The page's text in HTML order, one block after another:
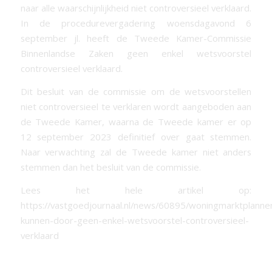
naar alle waarschijnlijkheid niet controversieel verklaard.
In de procedurevergadering woensdagavond 6
september jl. heeft de Tweede Kamer-Commissie
Binnenlandse Zaken geen enkel wetsvoorstel
controversieel verklaard.
Dit besluit van de commissie om de wetsvoorstellen
niet controversieel te verklaren wordt aangeboden aan
de Tweede Kamer, waarna de Tweede kamer er op
12 september 2023 definitief over gaat stemmen.
Naar verwachting zal de Tweede kamer niet anders
stemmen dan het besluit van de commissie.
Lees het hele artikel op:
https://vastgoedjournaal.nl/news/60895/
kunnen-door-geen-enkel-wetsvoorstel-controversieel-
verklaard